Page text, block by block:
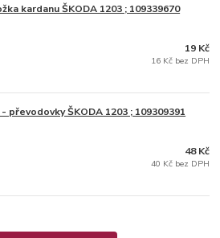
kardanu ŠKODA 1203 ; 109339670
19 Kč
16 Kč bez DPH
převodovky ŠKODA 1203 ; 109309391
48 Kč
40 Kč bez DPH